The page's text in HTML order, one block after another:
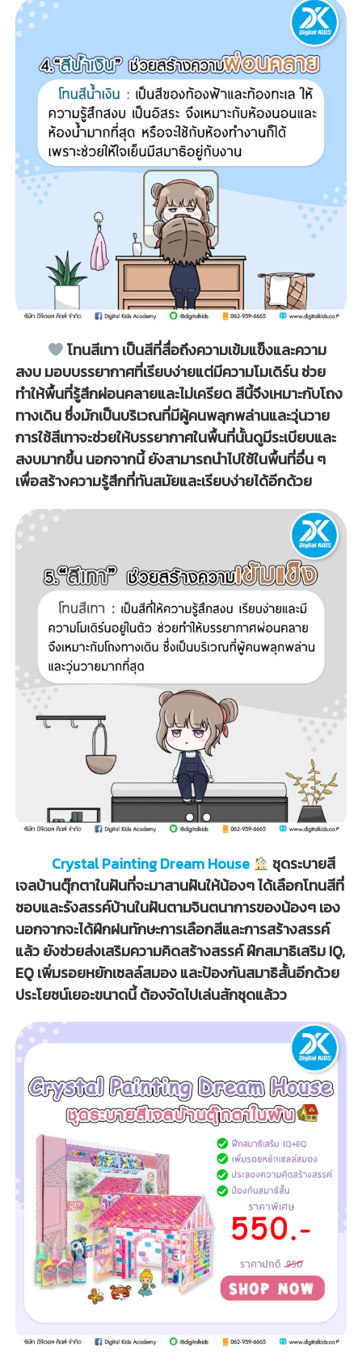
โทนสีเทา เป็นสีที่สื่อถึงความเข้มแข็งและความ
สงบ มอบบรรยากาศที่เรียบง่ายแต่มีความโมเดิร์น ช่วย
ทำให้พื้นที่รู้สึกผ่อนคลายและไม่เครียด สีนี้จึงเหมาะกับโถง
ทางเดิน ซึ่งมักเป็นบริเวณที่มีผู้คนพลุกพล่านและวุ่นวาย
การใช้สีเทาจะช่วยให้บรรยากาศในพื้นที่นั้นดูมีระเบียบและ
สงบมากขึ้น นอกจากนี้ ยังสามารถนำไปใช้ในพื้นที่อื่น ๆ
เพื่อสร้างความรู้สึกที่ทันสมัยและเรียบง่ายได้อีกด้วย
Crystal Painting Dream House
ชุดระบายสี
เจลบ้านตุ๊กตาในฝันที่จะมาสานฝันให้น้องๆ ได้เลือกโทนสีที่
ชอบและรังสรรค์บ้านในฝันตามจินตนาการของน้องๆ เอง
นอกจากจะได้ฝึกฝนทักษะการเลือกสีและการสร้างสรรค์
แล้ว ยังช่วยส่งเสริมความคิดสร้างสรรค์ ฝึกสมาธิเสริม IQ,
EQ เพิ่มรอยหยักเซลล์สมอง และป้องกันสมาธิสั้นอีกด้วย
ประโยชน์เยอะขนาดนี้ ต้องจัดไปเล่นสักชุดแล้วว